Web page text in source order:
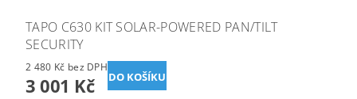
TAPO C630 KIT SOLAR-POWERED PAN/TILT
SECURITY
2 480 Kč bez DPH
3 001 Kč